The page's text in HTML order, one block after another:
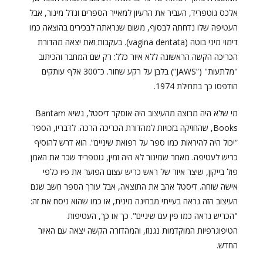
אלכס גוטפריד, העביר את הרעיון למאייר הספרים ונדל מינור, אבל
העטיפה שלו נדחתה לבסוף, משום שנראתה לבכירים בהוצאה כמו
דימוי מיני בוטה (vagina dentata). בעקבות זאת יצאה מהדורת
הכריכה הקשה הראשונה ללא איור כלל: רק שם המחבר והכיתוב
"מלתעות" (”JAWS”) בלבן על רקע שחור. כ־300 אלף עותקים
הודפסו כך בתחילת 1974.
מי שלא היה מרוצה מהעיצוב היה אוסקר דיסטל, נשיא Bantam
Books, שהחזיקה בזכויות למהדורת הכריכה הרכה. לדבריו, הספר
“יכול היה להיראות כמו ספר על רפואת שיניים”. הוא דרש להוסיף
כריש לעטיפה. מאחר שמינור לא היה זמין, גוטפריד שכר את האמן
פול בייקון, שיצר איור של ראש כריש עצום הפוער את פיו כלפי
אישה שוחה. דיסטל אהב את התוצאה, אבל עורך הספר חשב שגם
העיצוב הזה נראה בעייתי מבחינה מינית, או כמו שהוא ניסח את זה:
"הכריש נראה כמו פין עם שיניים". כך או כך, העטיפות
הטיפוגרפיות המוקדמות נגנזו, והמהדורה הקשה יצאה עם האיור
החדש.